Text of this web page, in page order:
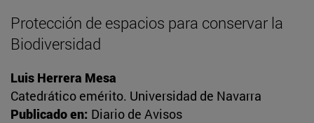
Protección de espacios para conservar la
Biodiversidad
Luis Herrera Mesa
Catedrático emérito. Universidad de Navarra
Publicado en: Diario de Avisos